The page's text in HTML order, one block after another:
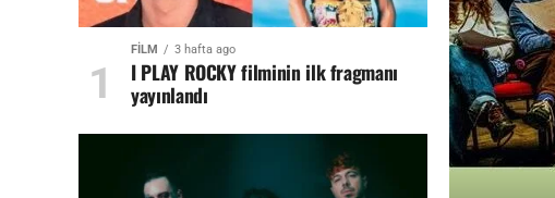
FİLM 3 hafta ago
I PLAY ROCKY filminin ilk fragmanı
yayınlandı